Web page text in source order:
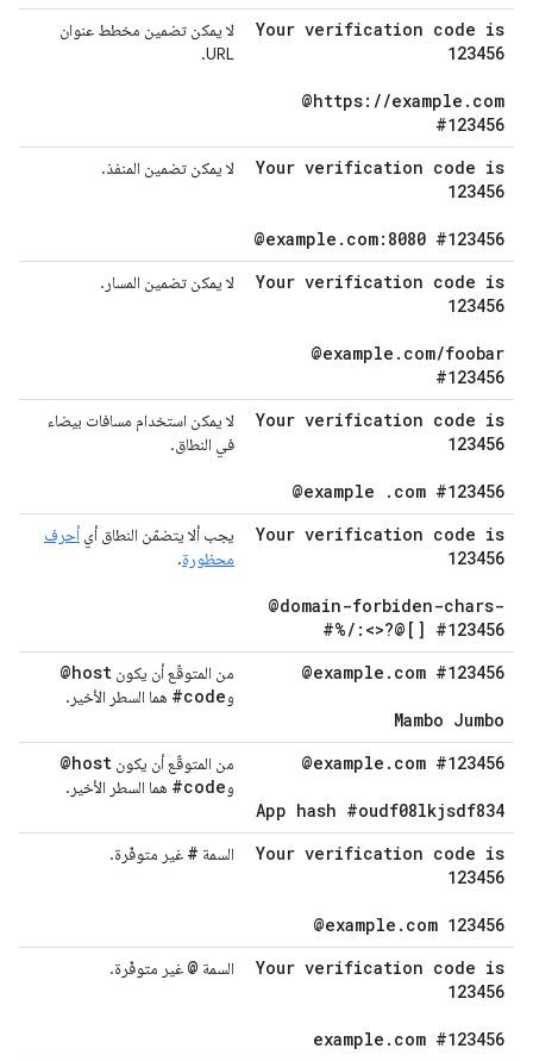
Your verification code is
123456
@https: //example . com
#123456
لا يمكن تضمين مخطط عنوان
URL.
Your verification code is
123456
@example . com:8080 #123456
لا يمكن تضمين المنفذ.
Your verification code is
123456
@example . com/foobar
#123456
لا يمكن تضمين المسار.
Your verification code is
123456
@example . com #123456
لا يمكن استخدام مسافات بيضاء
في النطاق.
Your verification code is
123456
@domain-forbiden-chars-
#%/ :<>?@[] #123456
يجب ألا يتضمّن النطاق أي أحرف
محظورة.
@example . com #123456
Mambo Jumbo
من المتوقّع أن يكون @host
و#code هما السطر الأخير.
@example . com #123456
App hash #oudf08lkjsdf834
من المتوقّع أن يكون @host
و#code هما السطر الأخير.
Your verification code is
123456
@example . com 123456
السمة # غير متوفّرة.
Your verification code is
123456
example . com #123456
السمة @ غير متوفّرة.